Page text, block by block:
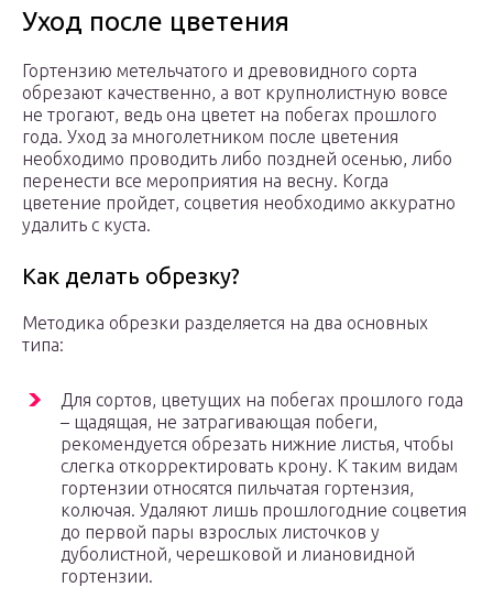
Уход после цветения
Гортензию метельчатого и древовидного сорта
обрезают качественно, а вот крупнолистную вовсе
не трогают, ведь она цветет на побегах прошлого
года. Уход за многолетником после цветения
необходимо проводить либо поздней осенью, либо
перенести все мероприятия на весну. Когда
цветение пройдет, соцветия необходимо аккуратно
удалить с куста.
Как делать обрезку?
Методика обрезки разделяется на два основных
типа:
Для сортов, цветущих на побегах прошлого года
– щадящая, не затрагивающая побеги,
рекомендуется обрезать нижние листья, чтобы
слегка откорректировать крону. К таким видам
гортензии относятся пильчатая гортензия,
колючая. Удаляют лишь прошлогодние соцветия
до первой пары взрослых листочков у
дуболистной, черешковой и лиановидной
гортензии.